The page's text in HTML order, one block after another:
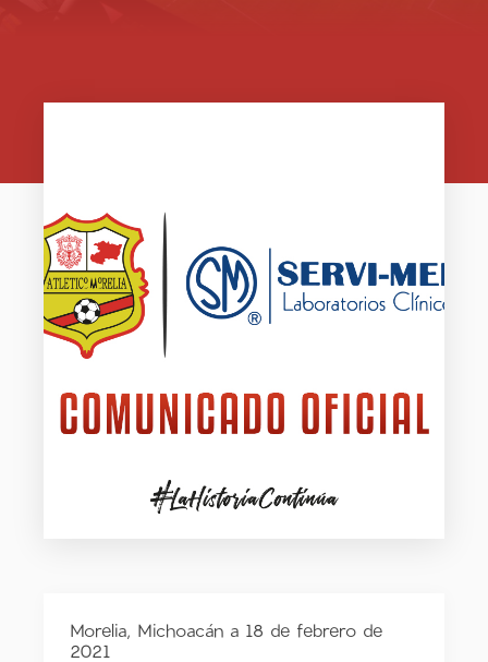
Morelia, Michoacán a 18 de febrero de
2021